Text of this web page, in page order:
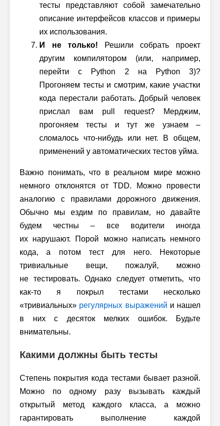
тесты представляют собой замечательно
описание интерфейсов классов и примеры
их использования.
И не только! Решили собрать проект
другим компилятором (или, например,
перейти с Python 2 на
Python 3)?
Прогоняем тесты и смотрим, какие участки
кода перестали работать. Добрый человек
прислал вам pull request? Мерджим,
прогоняем тесты и тут же узнаем –
сломалось что-нибудь или нет. В общем,
применений у автоматических тестов уйма.
Важно понимать, что в реальном мире можно
немного отклонятся от TDD. Можно провести
аналогию с правилами дорожного движения.
Обычно мы ездим по правилам, но давайте
будем честны – все водители иногда
их нарушают. Порой можно написать немного
кода, а потом тест для него. Некоторые
тривиальные вещи, пожалуй, можно
не тестировать. Однако следует отметить, что
как-то я покрыл тестами несколько
«тривиальных» регулярных выражений и нашел
в них с десяток мелких ошибок. Будьте
внимательны.
Какими должны быть тесты
Степень покрытия кода тестами бывает разной.
Можно по одному разу вызывать каждый
открытый метод каждого класса, а можно
гарантировать выполнение каждой